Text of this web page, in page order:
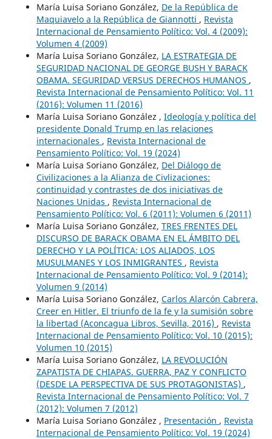
María Luisa Soriano González, De la República de
Maquiavelo a la República de Giannotti , Revista
Internacional de Pensamiento Político: Vol. 4 (2009):
Volumen 4 (2009)
María Luisa Soriano González, LA ESTRATEGIA DE
SEGURIDAD NACIONAL DE GEORGE BUSH Y BARACK
OBAMA. SEGURIDAD VERSUS DERECHOS HUMANOS ,
Revista Internacional de Pensamiento Político: Vol. 11
(2016): Volumen 11 (2016)
María Luisa Soriano González , Ideología y política del
presidente Donald Trump en las relaciones
internacionales , Revista Internacional de
Pensamiento Político: Vol. 19 (2024)
María Luisa Soriano González, Del Diálogo de
Civilizaciones a la Alianza de Civlizaciones:
continuidad y contrastes de dos iniciativas de
Naciones Unidas , Revista Internacional de
Pensamiento Político: Vol. 6 (2011): Volumen 6 (2011)
María Luisa Soriano González, TRES FRENTES DEL
DISCURSO DE BARACK OBAMA EN EL ÁMBITO DEL
DERECHO Y LA POLÍTICA: LOS ALIADOS, LOS
MUSULMANES Y LOS INMIGRANTES , Revista
Internacional de Pensamiento Político: Vol. 9 (2014):
Volumen 9 (2014)
María Luisa Soriano González, Carlos Alarcón Cabrera,
Creer en Hitler. El triunfo de la fe y la sumisión sobre
la libertad (Aconcagua Libros, Sevilla, 2016) , Revista
Internacional de Pensamiento Político: Vol. 10 (2015):
Volumen 10 (2015)
María Luisa Soriano González, LA REVOLUCIÓN
ZAPATISTA DE CHIAPAS. GUERRA, PAZ Y CONFLICTO
(DESDE LA PERSPECTIVA DE SUS PROTAGONISTAS) ,
Revista Internacional de Pensamiento Político: Vol. 7
(2012): Volumen 7 (2012)
María Luisa Soriano González , Presentación , Revista
Internacional de Pensamiento Político: Vol. 19 (2024)